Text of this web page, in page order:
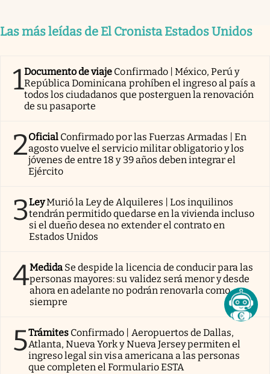
Las más leídas de El Cronista Estados Unidos
1Documento de viaje Confirmado | México, Perú y
República Dominicana prohíben el ingreso al país a
todos los ciudadanos que posterguen la renovación
de su pasaporte
2Oficial Confirmado por las Fuerzas Armadas | En
agosto vuelve el servicio militar obligatorio y los
jóvenes de entre 18 y 39 años deben integrar el
Ejército
3LeyMurió la Ley de Alquileres | Los inquilinos
tendrán permitido quedarse en la vivienda incluso
si el dueño desea no extender el contrato en
Estados Unidos
4Medida Se despide la licencia de conducir para las
personas mayores: su validez será menor y desde
ahora en adelante no podrán renovarla como
siempre
5Trámites Confirmado | Aeropuertos de Dallas,
Atlanta, Nueva York y Nueva Jersey permiten el
ingreso legal sin visa americana a las personas
que completen el Formulario ESTA